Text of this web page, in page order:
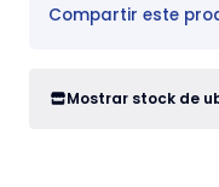
Compartir este
Mostrar stock de